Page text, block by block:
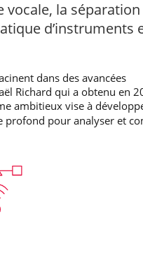
vocale, la séparation
d’instruments
dans des avancées
Richard qui a obtenu en
ambitieux vise à
pour analyser et